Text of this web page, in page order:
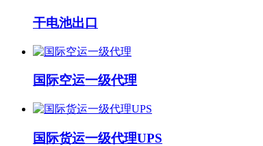
干电池出口
国际空运一级代理
国际货运一级代理UPS